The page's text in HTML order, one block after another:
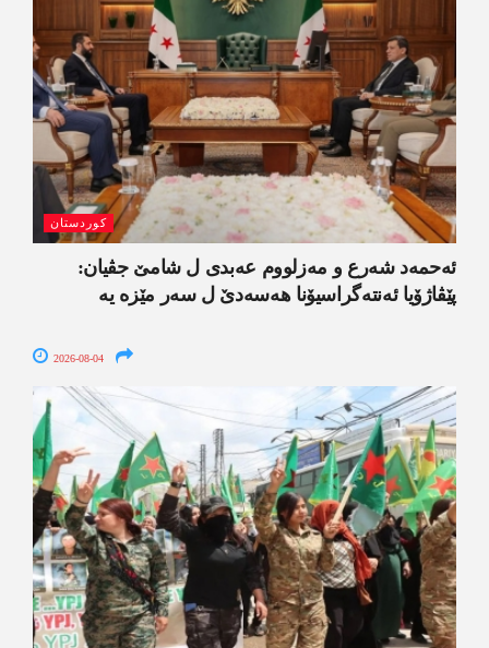
کوردستان
ئەحمەد شەرع و مەزلووم عەبدی ل شامێ جڤیان:
پێڤاژۆیا ئەنتەگراسیۆنا ھەسەدێ ل سەر مێزە یە
2026-08-04